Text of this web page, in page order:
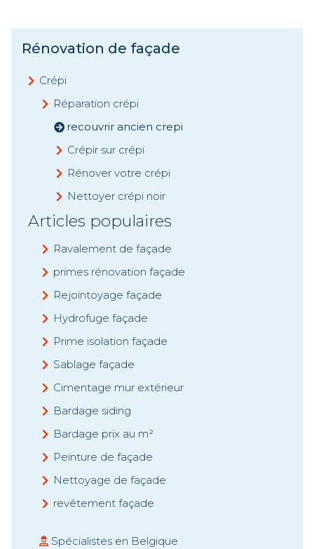
Rénovation de façade
Crépi
Réparation crépi
recouvrir ancien crepi
Crépir sur crépi
Rénover votre crépi
Nettoyer crépi noir
Articles populaires
Ravalement de façade
primes rénovation façade
Rejointoyage façade
Hydrofuge façade
Prime isolation façade
Sablage façade
Cimentage mur extérieur
Bardage siding
Bardage prix au m²
Peinture de façade
Nettoyage de façade
revêtement façade
Spécialistes en Belgique